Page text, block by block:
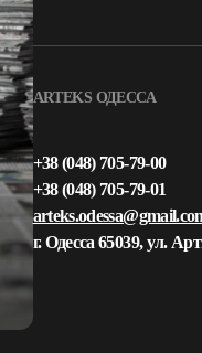
ARTEKS ОДЕССА
+38 (048) 705-79-00
+38 (048) 705-79-01
г. Одесса 65039, ул.